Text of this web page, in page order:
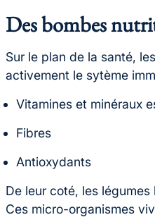
Des bombes
Sur le plan de la santé,
activement le sytème
Vitamines et minéraux
Fibres
Antioxydants
De leur coté, les
Ces micro-organismes